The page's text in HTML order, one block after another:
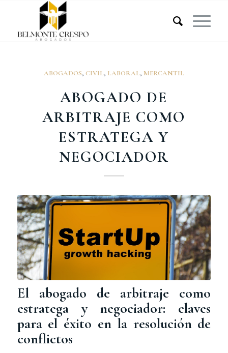
ABOGADOS, CIVIL, LABORAL, MERCANTIL
ABOGADO DE
ARBITRAJE COMO
ESTRATEGA Y
NEGOCIADOR
El abogado de arbitraje como
estratega y negociador: claves
para el éxito en la resolución de
conflictos